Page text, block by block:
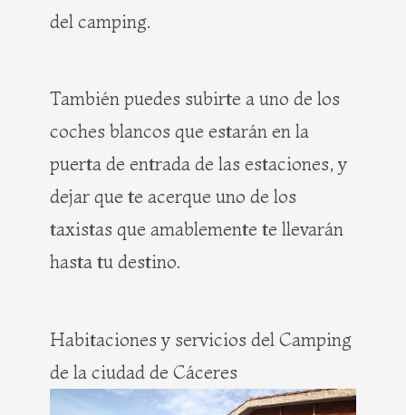
del camping.
También puedes subirte a uno de los
coches blancos que estarán en la
puerta de entrada de las estaciones, y
dejar que te acerque uno de los
taxistas que amablemente te llevarán
hasta tu destino.
Habitaciones y servicios del Camping
de la ciudad de Cáceres